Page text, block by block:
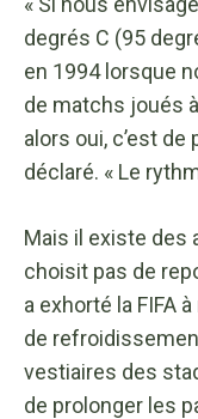
degrés C (95
en 1994 lorsque
de matchs joués
alors oui, c’est de
déclaré. « Le
Mais il existe des
choisit pas de
a exhorté la FIFA
de
vestiaires des
de prolonger les